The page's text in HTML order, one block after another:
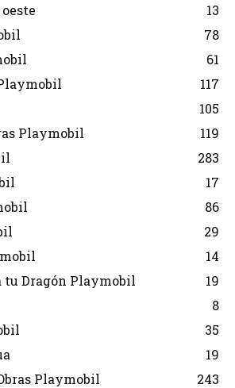
13
78
61
117
105
Playmobil
119
283
17
86
29
14
tu Dragón Playmobil
19
8
35
19
Playmobil
243